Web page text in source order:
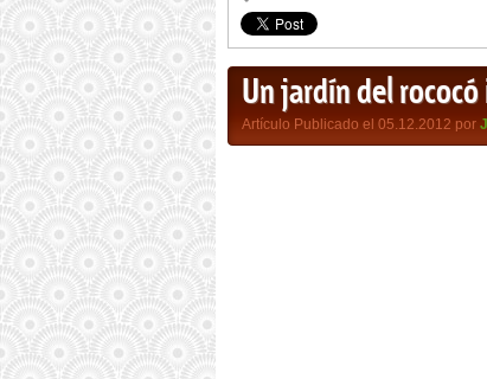
Un jardín del rococó
Artículo Publicado el 05.12.2012 por